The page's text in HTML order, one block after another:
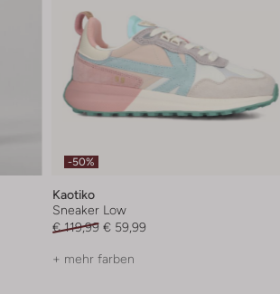
-50%
Kaotiko
Sneaker Low
€ 119,99 € 59,99
+ mehr farben